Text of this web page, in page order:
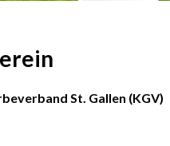
St. Gallen (KGV)